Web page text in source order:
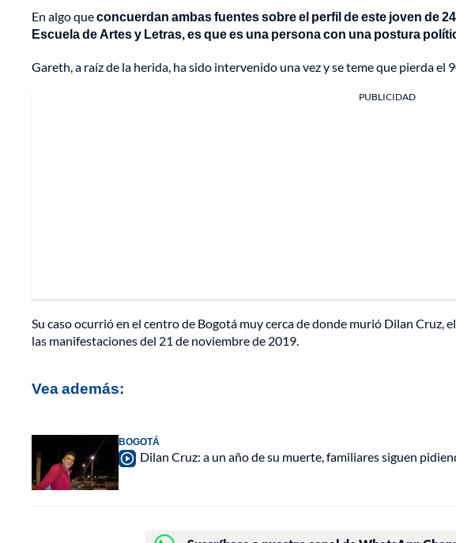
En algo queconcuerdan ambas fuentes sobre el perfil de este joven de
Escuela de Artes y Letras, es que es una persona con una postura
Gareth, a raíz de la herida, ha sido intervenido una vez y se teme que pierda
PUBLICIDAD
Su caso ocurrió en el centro de Bogotá muy cerca de donde murió Dilan Cruz,
las manifestaciones del 21 de noviembre de 2019.
Vea además:
BOGOTÁ
Dilan Cruz: a un año de su muerte, familiares siguen